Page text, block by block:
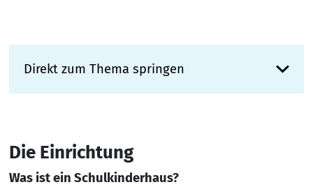
Direkt zum Thema springen
Die Einrichtung
Was ist ein Schulkinderhaus?